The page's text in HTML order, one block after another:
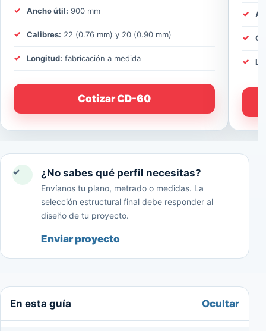
Ancho útil: 900 mm
Calibres: 22 (0.76 mm) y 20 (0.90 mm)
Longitud: fabricación a medida
Cotizar CD-60
✓ ¿No sabes qué perfil necesitas?
Envíanos tu plano, metrado o medidas. La
selección estructural final debe responder al
diseño de tu proyecto.
Enviar proyecto
En esta guía Ocultar